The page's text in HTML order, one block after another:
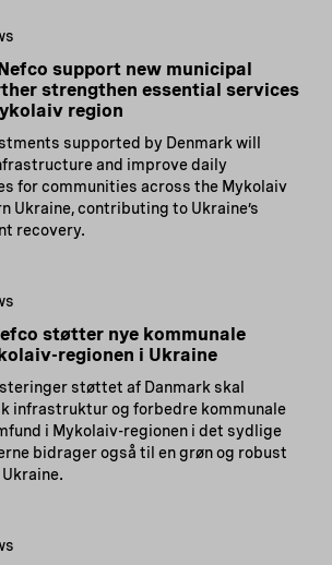
support new municipal
strengthen essential services
region
supported by Denmark will
and improve daily
for communities across the Mykolaiv
Ukraine, contributing to Ukraine’s
recovery.
støtter nye kommunale
regionen i Ukraine
støttet af Danmark skal
infrastruktur og forbedre kommunale
i Mykolaiv-regionen i det sydlige
bidrager også til en grøn og robust